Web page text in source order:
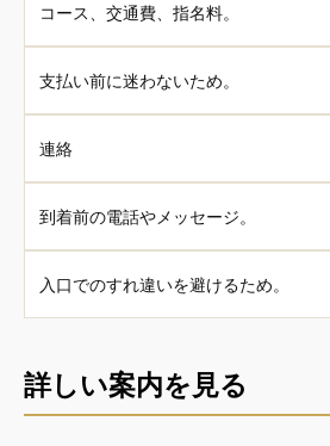
コース、交通費、指名料。
支払い前に迷わないため。
連絡
到着前の電話やメッセージ。
入口でのすれ違いを避けるため。
詳しい案内を見る